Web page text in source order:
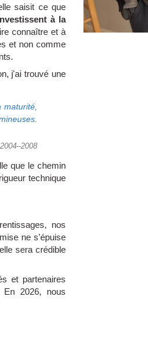
saisit ce que
à la
connaître et à
et non comme
j'ai trouvé une
que le chemin
technique
nos
ne s'épuise
sera crédible
et partenaires
2026, nous